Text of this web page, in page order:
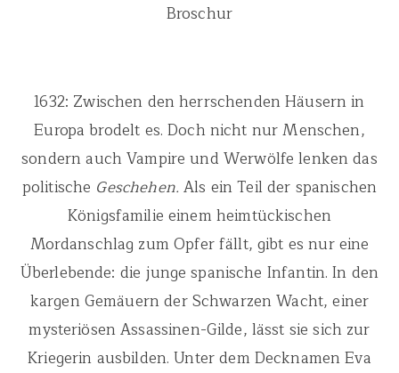
Broschur
1632: Zwischen den herrschenden Häusern in
Europa brodelt es. Doch nicht nur Menschen,
sondern auch Vampire und Werwölfe lenken das
politische Geschehen. Als ein Teil der spanischen
Königsfamilie einem heimtückischen
Mordanschlag zum Opfer fällt, gibt es nur eine
Überlebende: die junge spanische Infantin. In den
kargen Gemäuern der Schwarzen Wacht, einer
mysteriösen Assassinen-Gilde, lässt sie sich zur
Kriegerin ausbilden. Unter dem Decknamen Eva